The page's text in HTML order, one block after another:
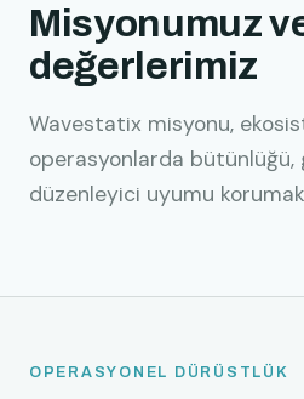
Misyonumuz
değerlerimiz
Wavestatix misyonu,
operasyonlarda bütünlüğü,
düzenleyici uyumu
OPERASYONEL DÜRÜSTLÜK